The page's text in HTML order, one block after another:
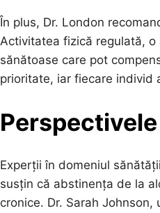
În plus, Dr. London
Activitatea fizică regulată,
sănătoase care pot
prioritate, iar fiecare individ
Experții în domeniul
susțin că abstinența de la
cronice. Dr. Sarah